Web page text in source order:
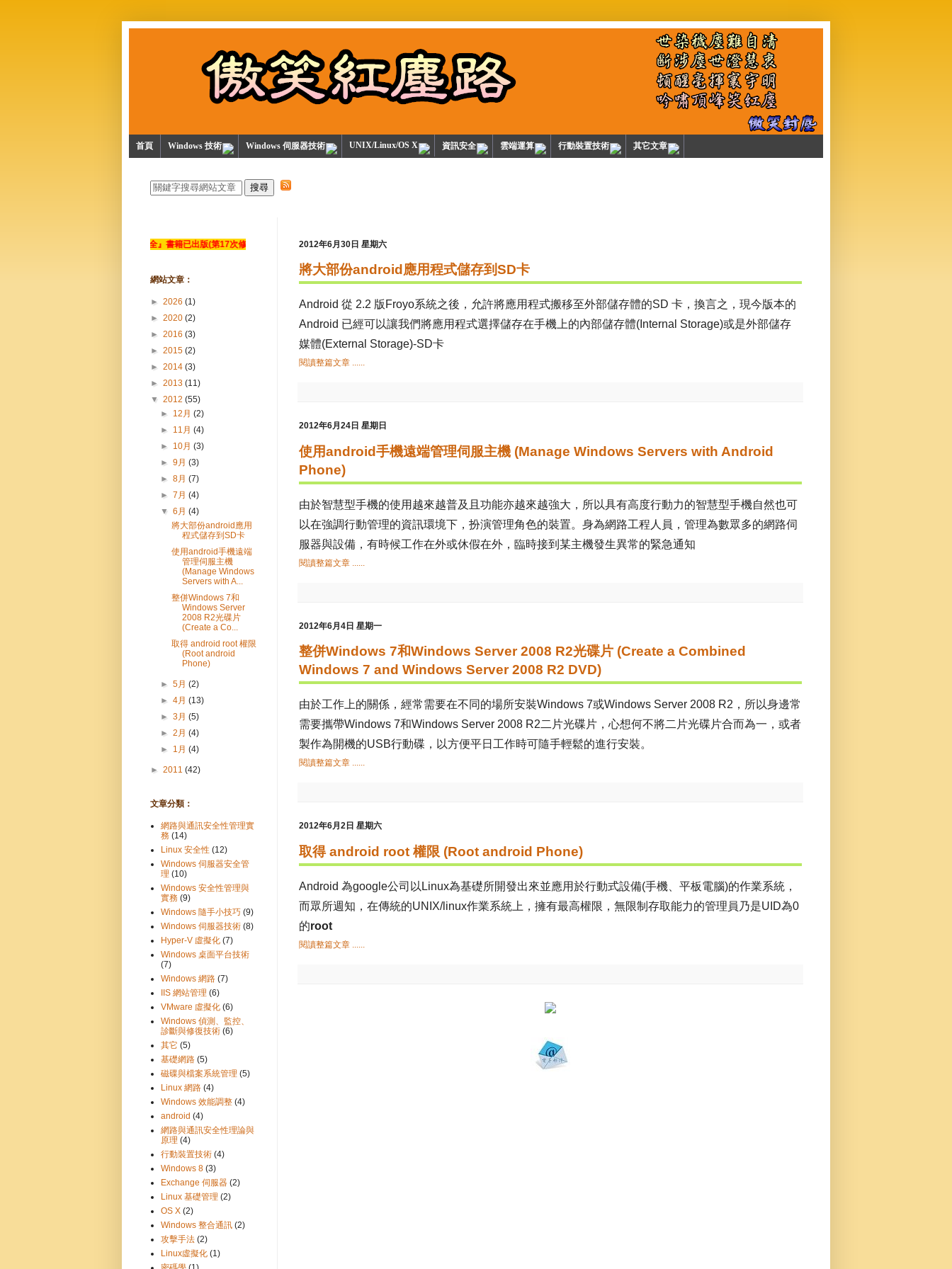
首頁 Windows 技術 Windows 伺服器技術 UNIX/Linux/OS X 資訊安全 雲端運算 行動裝置技術 其它文章
2012年6月30日 星期六
將大部份android應用程式儲存到SD卡
Android 從 2.2 版Froyo系統之後，允許將應用程式搬移至外部儲存體的SD 卡，換言之，現今版本的
Android 已經可以讓我們將應用程式選擇儲存在手機上的內部儲存體(Internal Storage)或是外部儲存
媒體(External Storage)-SD卡
閱讀整篇文章 ......
2012年6月24日 星期日
使用android手機遠端管理伺服主機 (Manage Windows Servers with Android
Phone)
由於智慧型手機的使用越來越普及且功能亦越來越強大，所以具有高度行動力的智慧型手機自然也可
以在強調行動管理的資訊環境下，扮演管理角色的裝置。身為網路工程人員，管理為數眾多的網路伺
服器與設備，有時候工作在外或休假在外，臨時接到某主機發生異常的緊急通知
閱讀整篇文章 ......
2012年6月4日 星期一
整併Windows 7和Windows Server 2008 R2光碟片 (Create a Combined
Windows 7 and Windows Server 2008 R2 DVD)
由於工作上的關係，經常需要在不同的場所安裝Windows 7或Windows Server 2008 R2，所以身邊常
需要攜帶Windows 7和Windows Server 2008 R2二片光碟片，心想何不將二片光碟片合而為一，或者
製作為開機的USB行動碟，以方便平日工作時可隨手輕鬆的進行安裝。
閱讀整篇文章 ......
2012年6月2日 星期六
取得 android root 權限 (Root android Phone)
Android 為google公司以Linux為基礎所開發出來並應用於行動式設備(手機、平板電腦)的作業系統，
而眾所週知，在傳統的UNIX/linux作業系統上，擁有最高權限，無限制存取能力的管理員乃是UID為0
的root
閱讀整篇文章 ......
『資訊安全』書籍已出版(第17次修訂)
網站文章：
► 2026 (1)
► 2020 (2)
► 2016 (3)
► 2015 (2)
► 2014 (3)
► 2013 (11)
▼ 2012 (55)
► 12月 (2)
► 11月 (4)
► 10月 (3)
►9月 (3)
►8月 (7)
►7月 (4)
▼6月 (4)
將大部份android應用
程式儲存到SD卡
使用android手機遠端
管理伺服主機
(Manage Windows
Servers with A...
整併Windows 7和
Windows Server
2008 R2光碟片
(Create a Co...
取得 android root 權限
(Root android
Phone)
►5月 (2)
►4月 (13)
►3月 (5)
►2月 (4)
► 1月 (4)
► 2011 (42)
文章分類：
網路與通訊安全性管理實
務 (14)
Linux 安全性 (12)
Windows 伺服器安全管
理 (10)
Windows 安全性管理與
實務 (9)
Windows 隨手小技巧 (9)
Windows 伺服器技術 (8)
Hyper-V 虛擬化 (7)
Windows 桌面平台技術
(7)
Windows 網路 (7)
IIS 網站管理 (6)
VMware 虛擬化 (6)
Windows 偵測、監控、
診斷與修復技術 (6)
其它 (5)
基礎網路 (5)
磁碟與檔案系統管理 (5)
Linux 網路 (4)
Windows 效能調整 (4)
android (4)
網路與通訊安全性理論與
原理 (4)
行動裝置技術 (4)
Windows 8 (3)
Exchange 伺服器 (2)
Linux 基礎管理 (2)
OS X (2)
Windows 整合通訊 (2)
攻擊手法 (2)
Linux虛擬化 (1)